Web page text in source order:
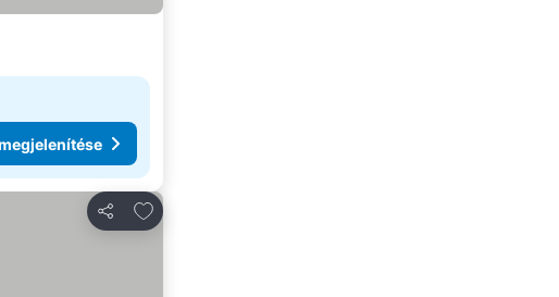
Megosztás
Hozzáadás a kedvencekhez